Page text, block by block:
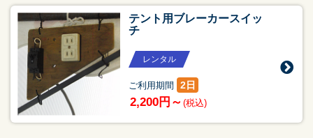
テント用ブレーカースイッ
チ
レンタル
ご利用期間 2日
2,200円～ (税込)